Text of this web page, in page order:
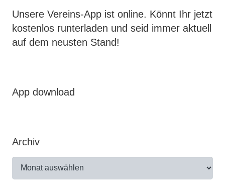
Unsere Vereins-App ist online. Könnt Ihr jetzt
kostenlos runterladen und seid immer aktuell
auf dem neusten Stand!
App download
Archiv